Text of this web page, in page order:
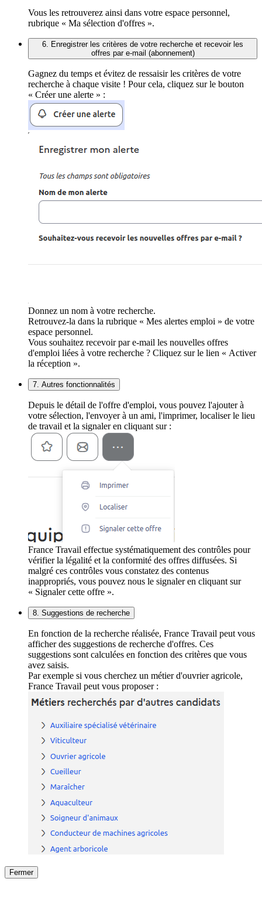
Vous les retrouverez ainsi dans votre espace personnel,
rubrique « Ma sélection d'offres ».
6. Enregistrer les critères de votre recherche et recevoir les
offres par e-mail (abonnement)
Gagnez du temps et évitez de ressaisir les critères de votre
recherche à chaque visite ! Pour cela, cliquez sur le bouton
« Créer une alerte » :
Donnez un nom à votre recherche.
Retrouvez-la dans la rubrique « Mes alertes emploi » de votre
espace personnel.
Vous souhaitez recevoir par e-mail les nouvelles offres
d'emploi liées à votre recherche ? Cliquez sur le lien « Activer
la réception ».
7. Autres fonctionnalités
Depuis le détail de l'offre d'emploi, vous pouvez l'ajouter à
votre sélection, l'envoyer à un ami, l'imprimer, localiser le lieu
de travail et la signaler en cliquant sur :
France Travail effectue systématiquement des contrôles pour
vérifier la légalité et la conformité des offres diffusées. Si
malgré ces contrôles vous constatez des contenus
inappropriés, vous pouvez nous le signaler en cliquant sur
« Signaler cette offre ».
8. Suggestions de recherche
En fonction de la recherche réalisée, France Travail peut vous
afficher des suggestions de recherche d'offres. Ces
suggestions sont calculées en fonction des critères que vous
avez saisis.
Par exemple si vous cherchez un métier d'ouvrier agricole,
France Travail peut vous proposer :
Fermer